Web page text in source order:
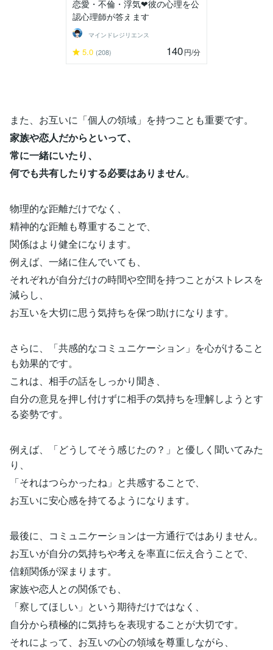
恋愛・不倫・浮気❤彼の心理を公
認心理師が答えます
マインドレジリエンス
5.0 (208) 140円/分
また、お互いに「個人の領域」を持つことも重要です。
家族や恋人だからといって、
常に一緒にいたり、
何でも共有したりする必要はありません。
物理的な距離だけでなく、
精神的な距離も尊重することで、
関係はより健全になります。
例えば、一緒に住んでいても、
それぞれが自分だけの時間や空間を持つことがストレスを
減らし、
お互いを大切に思う気持ちを保つ助けになります。
さらに、「共感的なコミュニケーション」を心がけること
も効果的です。
これは、相手の話をしっかり聞き、
自分の意見を押し付けずに相手の気持ちを理解しようとす
る姿勢です。
例えば、「どうしてそう感じたの？」と優しく聞いてみた
り、
「それはつらかったね」と共感することで、
お互いに安心感を持てるようになります。
最後に、コミュニケーションは一方通行ではありません。
お互いが自分の気持ちや考えを率直に伝え合うことで、
信頼関係が深まります。
家族や恋人との関係でも、
「察してほしい」という期待だけではなく、
自分から積極的に気持ちを表現することが大切です。
それによって、お互いの心の領域を尊重しながら、